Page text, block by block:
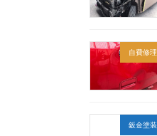
自費修理
鈑金塗装